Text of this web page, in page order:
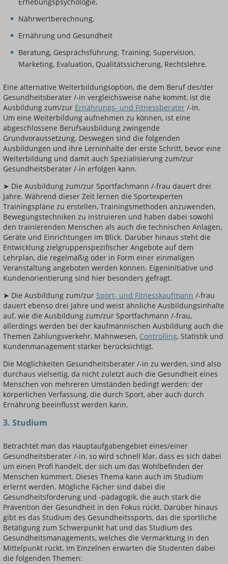
Nährwertberechnung,
Ernährung und Gesundheit
Beratung, Gesprächsführung, Training, Supervision,
Marketing, Evaluation, Qualitätssicherung, Rechtslehre.
Eine alternative Weiterbildungsoption, die dem Beruf des/der
Gesundheitsberater /-in vergleichsweise nahe kommt, ist die
Ausbildung zum/zur Ernährungs- und Fitnessberater /-in.
Um eine Weiterbildung aufnehmen zu können, ist eine
abgeschlossene Berufsausbildung zwingende
Grundvoraussetzung. Deswegen sind die folgenden
Ausbildungen und ihre Lerninhalte der erste Schritt, bevor eine
Weiterbildung und damit auch Spezialisierung zum/zur
Gesundheitsberater /-in erfolgen kann.
➤ Die Ausbildung zum/zur Sportfachmann /-frau dauert drei
Jahre. Während dieser Zeit lernen die Sportexperten
Trainingspläne zu erstellen, Trainingsmethoden anzuwenden,
Bewegungstechniken zu instruieren und haben dabei sowohl
den trainierenden Menschen als auch die technischen Anlagen,
Geräte und Einrichtungen im Blick. Darüber hinaus steht die
Entwicklung zielgruppenspezifischer Angebote auf dem
Lehrplan, die regelmäßig oder in Form einer einmaligen
Veranstaltung angeboten werden können. Eigeninitiative und
Kundenorientierung sind hier besonders gefragt.
➤ Die Ausbildung zum/zur Sport- und Fitnesskaufmann /-frau
dauert ebenso drei Jahre und weist ähnliche Ausbildungsinhalte
auf, wie die Ausbildung zum/zur Sportfachmann /-frau,
allerdings werden bei der kaufmännischen Ausbildung auch die
Themen Zahlungsverkehr, Mahnwesen, Controlling, Statistik und
Kundenmanagement stärker berücksichtigt.
Die Möglichkeiten Gesundheitsberater /-in zu werden, sind also
durchaus vielseitig, da nicht zuletzt auch die Gesundheit eines
Menschen von mehreren Umständen bedingt werden: der
körperlichen Verfassung, die durch Sport, aber auch durch
Ernährung beeinflusst werden kann.
3. Studium
Betrachtet man das Hauptaufgabengebiet eines/einer
Gesundheitsberater /-in, so wird schnell klar, dass es sich dabei
um einen Profi handelt, der sich um das Wohlbefinden der
Menschen kümmert. Dieses Thema kann auch im Studium
erlernt werden. Mögliche Fächer sind dabei die
Gesundheitsförderung und -pädagogik, die auch stark die
Prävention der Gesundheit in den Fokus rückt. Darüber hinaus
gibt es das Studium des Gesundheitssports, das die sportliche
Betätigung zum Schwerpunkt hat und das Studium des
Gesundheitsmanagements, welches die Vermarktung in den
Mittelpunkt rückt. Im Einzelnen erwarten die Studenten dabei
die folgenden Themen: